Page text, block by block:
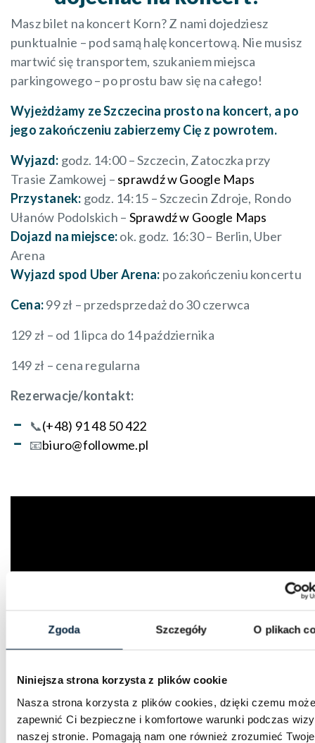
Zgoda Szczegóły O plikach
Niniejsza strona korzysta z plików cookie
Nasza strona korzysta z plików cookies, dzięki czemu
zapewnić Ci bezpieczne i komfortowe warunki podczas
naszej stronie. Pomagają nam one również zrozumieć Twoje
Masz bilet na koncert Korn? Z nami dojedziesz
punktualnie – pod samą halę koncertową. Nie musisz
martwić się transportem, szukaniem miejsca
parkingowego – po prostu baw się na całego!
Wyjeżdżamy ze Szczecina prosto na koncert, a po
jego zakończeniu zabierzemy Cię z powrotem.
Wyjazd: godz. 14:00 – Szczecin, Zatoczka przy
Trasie Zamkowej – sprawdź w Google Maps
Przystanek: godz. 14:15 – Szczecin Zdroje, Rondo
Ułanów Podolskich – Sprawdź w Google Maps
Dojazd na miejsce:ok. godz. 16:30 – Berlin, Uber
Arena
Wyjazd spod Uber Arena: po zakończeniu koncertu
Cena:99 zł – przedsprzedaż do 30 czerwca
129 zł – od 1 lipca do 14 października
149 zł – cena regularna
Rezerwacje/kontakt:
📞(+48) 91 48 50 422
📧biuro@followme.pl
Uwaga: Każdy uczestnik wycieczki powinien
posiadaćważnydowód osobisty lub paszport.